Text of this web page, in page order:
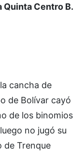
Centro B.
cancha de
de Bolívar cayó
de los binomios
no jugó su
de Trenque